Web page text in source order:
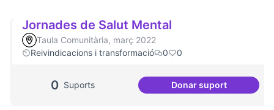
Jornades de Salut Mental
Taula Comunitària, març 2022
Reivindicacions i transformació
0 0
0 Suports Donar suport
Jornades de